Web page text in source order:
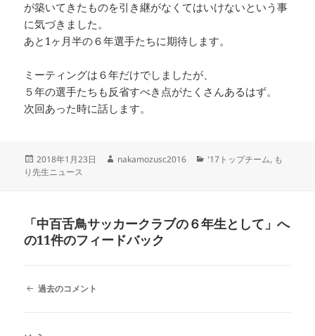
が築いてきたものを引き継がなくてはいけないという事
に気づきました。
あと1ヶ月半の６年選手たちに期待します。
ミーティングは６年だけでしましたが、
５年の選手たちも反省すべき点がたくさんあるはず。
次回あった時に話します。
投
稿
2018年1月23日
作
nakamozusc2016
カ
'17トップチーム, も
り先生ニュース
「中百舌鳥サッカークラブの６年生として」へ
の11件のフィードバック
コ 過去のコメント